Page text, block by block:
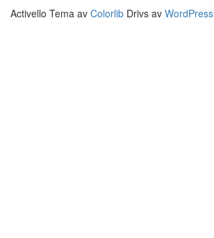
Activello Tema av Colorlib Drivs av WordPress